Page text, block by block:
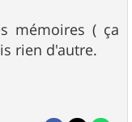
mémoires ( ça
rien d'autre.